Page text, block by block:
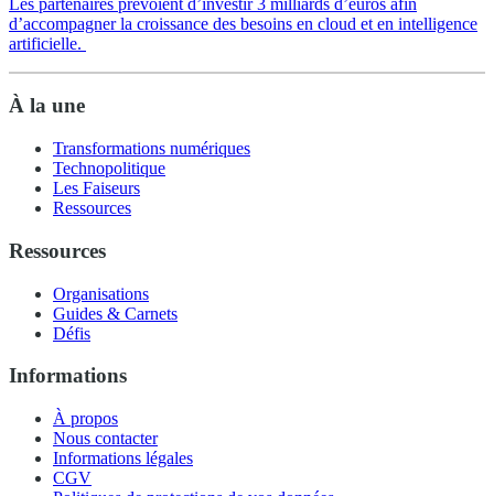
d’accompagner la croissance des besoins en cloud et en intelligence
artificielle.
À la une
Transformations numériques
Technopolitique
Les Faiseurs
Ressources
Ressources
Organisations
Guides & Carnets
Défis
Informations
À propos
Nous contacter
Informations légales
CGV